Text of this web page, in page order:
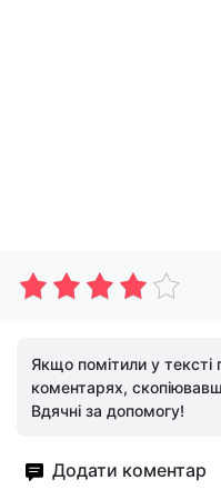
Якщо помітили у тексті
коментарях,
Вдячні за допомогу!
Додати коментар